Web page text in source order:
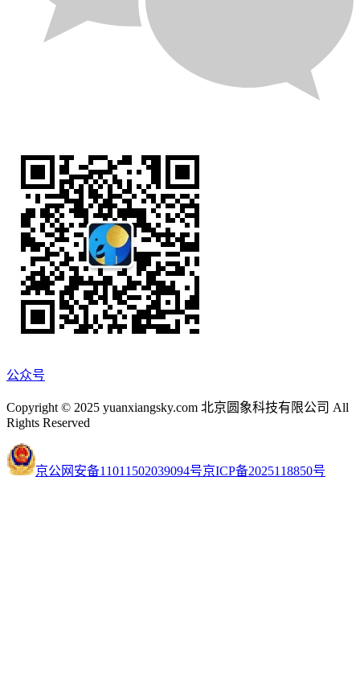
公众号
Copyright © 2025 yuanxiangsky.com 北京圆象科技有限公司 All
Rights Reserved
京公网安备11011502039094号京ICP备2025118850号